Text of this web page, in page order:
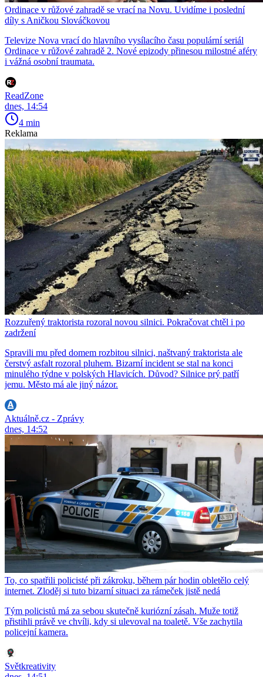
Ordinace v růžové zahradě se vrací na Novu. Uvidíme i poslední
díly s Aničkou Slováčkovou
Televize Nova vrací do hlavního vysílacího času populární seriál
Ordinace v růžové zahradě 2. Nové epizody přinesou milostné aféry
i vážná osobní traumata.
ReadZone
dnes, 14:54
4 min
Reklama
Rozzuřený traktorista rozoral novou silnici. Pokračovat chtěl i po
zadržení
Spravili mu před domem rozbitou silnici, naštvaný traktorista ale
čerstvý asfalt rozoral pluhem. Bizarní incident se stal na konci
minulého týdne v polských Hlavicích. Důvod? Silnice prý patří
jemu. Město má ale jiný názor.
Aktuálně.cz - Zprávy
dnes, 14:52
To, co spatřili policisté při zákroku, během pár hodin obletělo celý
internet. Zloděj si tuto bizarní situaci za rámeček jistě nedá
Tým policistů má za sebou skutečně kuriózní zásah. Muže totiž
přistihli právě ve chvíli, kdy si ulevoval na toaletě. Vše zachytila
policejní kamera.
Světkreativity